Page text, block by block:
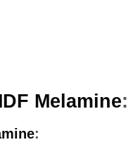
Melamine:
: